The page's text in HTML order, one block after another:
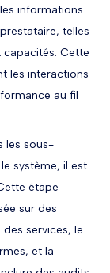
informations
telles
Cette
les interactions
au fil
les sous-
système, il est
étape
sur des
services, le
et la